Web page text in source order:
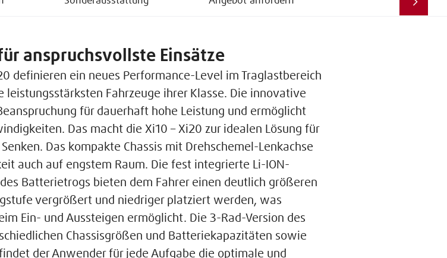
anspruchsvollste Einsätze
definieren ein neues Performance-Level im Traglastbereich
leistungsstärksten Fahrzeuge ihrer Klasse. Die innovative
für dauerhaft hohe Leistung und ermöglicht
Das macht die Xi10 – Xi20 zur idealen Lösung für
Das kompakte Chassis mit Drehschemel-Lenkachse
auch auf engstem Raum. Die fest integrierte Li-ION-
Batterietrogs bieten dem Fahrer einen deutlich größeren
vergrößert und niedriger platziert werden, was
Ein- und Aussteigen ermöglicht. Die 3-Rad-Version des
Chassisgrößen und Batteriekapazitäten sowie
der Anwender für jede Aufgabe die optimale und